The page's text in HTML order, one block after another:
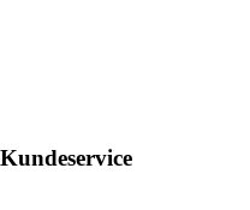
Kundeservice